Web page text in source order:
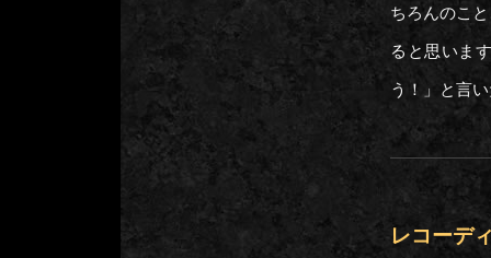
ちろんのこ
ると思いま
う！」と
レコーデ